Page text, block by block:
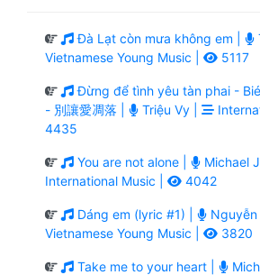
Đà Lạt còn mưa không em |
Vietnamese Young Music |
5117
Đừng để tình yêu tàn phai -
- 別讓愛凋落 |
Triệu Vy |
4435
You are not alone |
Michael
International Music |
4042
Dáng em (lyric #1) |
Nguyễn
Vietnamese Young Music |
3820
Take me to your heart |